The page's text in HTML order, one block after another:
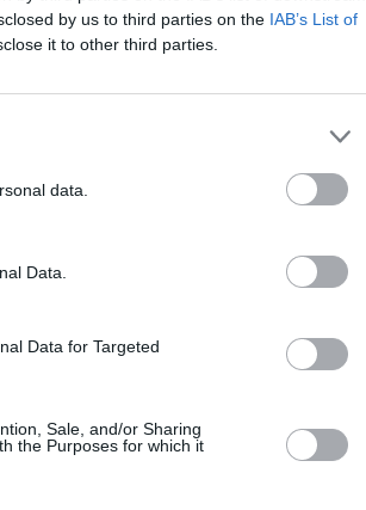
by us to third parties on the IAB’s List of
it to other third parties.
data.
Data.
Data for Targeted
Sale, and/or Sharing
the Purposes for which it